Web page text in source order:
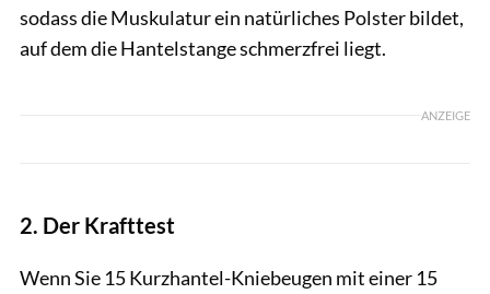
sodass die Muskulatur ein natürliches Polster bildet,
auf dem die Hantelstange schmerzfrei liegt.
ANZEIGE
2. Der Krafttest
Wenn Sie 15 Kurzhantel-Kniebeugen mit einer 15